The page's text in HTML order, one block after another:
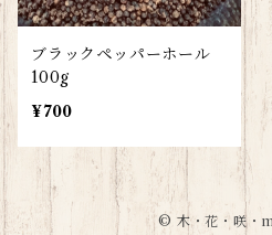
ブラックペッパーホール
100g
¥700
© 木・花・咲・